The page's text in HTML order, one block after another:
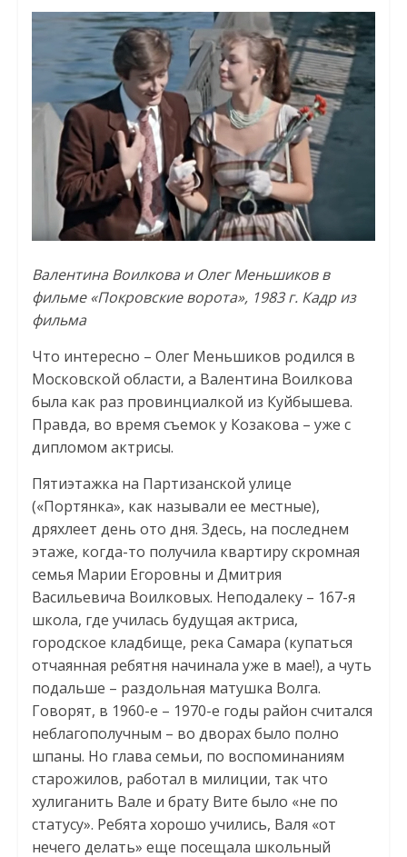
Валентина Воилкова и Олег Меньшиков в
фильме «Покровские ворота», 1983 г. Кадр из
фильма
Что интересно – Олег Меньшиков родился в
Московской области, а Валентина Воилкова
была как раз провинциалкой из Куйбышева.
Правда, во время съемок у Козакова – уже с
дипломом актрисы.
Пятиэтажка на Партизанской улице
(«Портянка», как называли ее местные),
дряхлеет день ото дня. Здесь, на последнем
этаже, когда-то получила квартиру скромная
семья Марии Егоровны и Дмитрия
Васильевича Воилковых. Неподалеку – 167-я
школа, где училась будущая актриса,
городское кладбище, река Самара (купаться
отчаянная ребятня начинала уже в мае!), а чуть
подальше – раздольная матушка Волга.
Говорят, в 1960-е – 1970-е годы район считался
неблагополучным – во дворах было полно
шпаны. Но глава семьи, по воспоминаниям
старожилов, работал в милиции, так что
хулиганить Вале и брату Вите было «не по
статусу». Ребята хорошо учились, Валя «от
нечего делать» еще посещала школьный